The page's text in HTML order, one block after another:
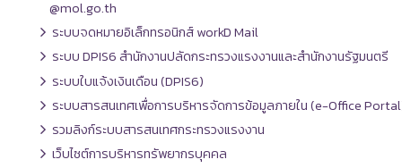
@mol.go.th
ระบบจดหมายอิเล็กทรอนิกส์ workD Mail
ระบบ DPIS6 สำนักงานปลัดกระทรวงแรงงานและสำนักงานรัฐมนตรี
ระบบใบแจ้งเงินเดือน (DPIS6)
ระบบสารสนเทศเพื่อการบริหารจัดการข้อมูลภายใน (e-Office
รวมลิงก์ระบบสารสนเทศกระทรวงแรงงาน
เว็บไซต์การบริหารทรัพยากรบุคคล